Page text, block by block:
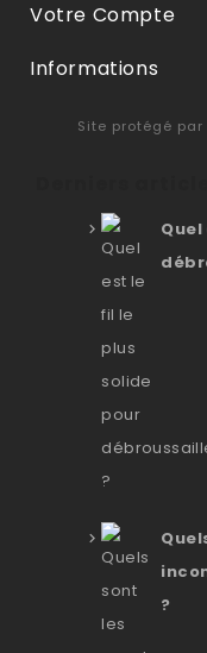
Votre Compte
Informations
Site protégé par
?